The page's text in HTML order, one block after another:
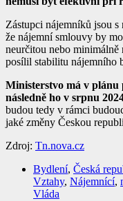
Zástupci nájemníků jsou
že nájemní smlouvy by
neurčitou nebo
posílil stabilitu nájemního
Ministerstvo má v
následně ho v srpnu
budou tedy v rámci
jaké změny Českou
Zdroj: Tn.nova.cz
Bydlení, Česká
Vztahy, Nájemnící,
Vláda